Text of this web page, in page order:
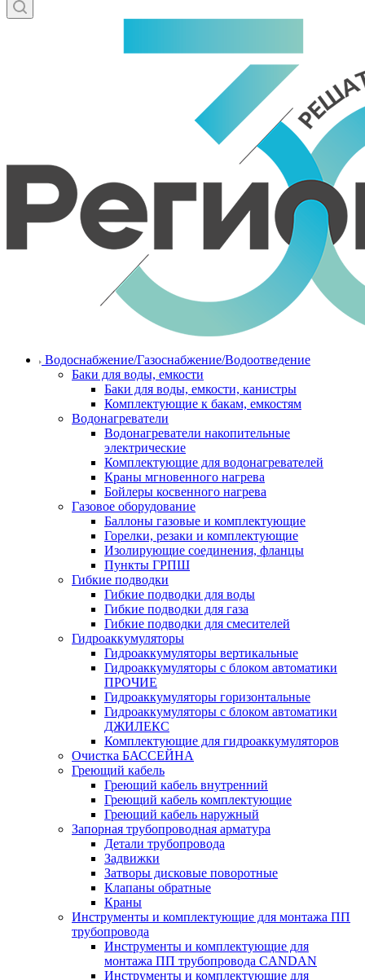
Водоснабжение/Газоснабжение/Водоотведение
Баки для воды, емкости
Баки для воды, емкости, канистры
Комплектующие к бакам, емкостям
Водонагреватели
Водонагреватели накопительные
электрические
Комплектующие для водонагревателей
Краны мгновенного нагрева
Бойлеры косвенного нагрева
Газовое оборудование
Баллоны газовые и комплектующие
Горелки, резаки и комплектующие
Изолирующие соединения, фланцы
Пункты ГРПШ
Гибкие подводки
Гибкие подводки для воды
Гибкие подводки для газа
Гибкие подводки для смесителей
Гидроаккумуляторы
Гидроаккумуляторы вертикальные
Гидроаккумуляторы с блоком автоматики
ПРОЧИЕ
Гидроаккумуляторы горизонтальные
Гидроаккумуляторы с блоком автоматики
ДЖИЛЕКС
Комплектующие для гидроаккумуляторов
Очистка БАССЕЙНА
Греющий кабель
Греющий кабель внутренний
Греющий кабель комплектующие
Греющий кабель наружный
Запорная трубопроводная арматура
Детали трубопровода
Задвижки
Затворы дисковые поворотные
Клапаны обратные
Краны
Инструменты и комплектующие для монтажа ПП
трубопровода
Инструменты и комплектующие для
монтажа ПП трубопровода CANDAN
Инструменты и комплектующие для